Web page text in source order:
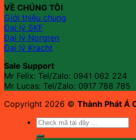
VỀ CHÚNG TÔI
Giới thiệu chung
Đại lý SKF
Đại lý Norgren
Đại lý Kracht
Sale Support
Mr Felix: Tel/Zalo: 0941 062 224
Mr Lucas: Tel/Zalo: 0917 788 785
Copyright 2026 © Thành Phát Á
Tìm
kiếm: